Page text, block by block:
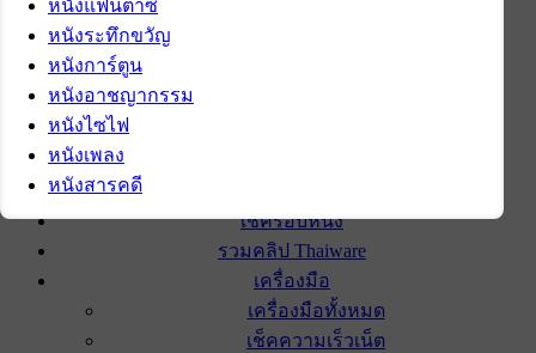
เช็ครอบหนัง
รวมคลิป Thaiware
เครื่องมือ
เครื่องมือทั้งหมด
เช็คความเร็วเน็ต
หนังแฟนตาซี
หนังระทึกขวัญ
หนังการ์ตูน
หนังอาชญากรรม
หนังไซไฟ
หนังเพลง
หนังสารคดี